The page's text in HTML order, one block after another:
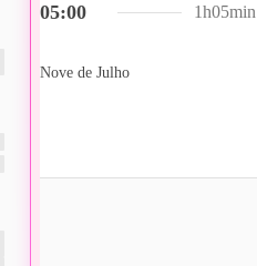
05:00
Nove de Julho
1h05min